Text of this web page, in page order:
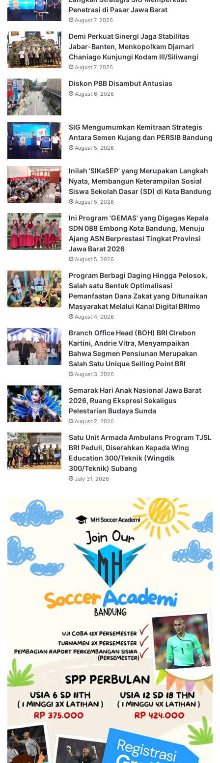
Penetrasi di Pasar Jawa Barat
August 7, 2026
Demi Perkuat Sinergi Jaga Stabilitas
Jabar-Banten, Menkopolkam Djamari
Chaniago Kunjungi Kodam III/Siliwangi
August 7, 2026
Diskon PBB Disambut Antusias
August 6, 2026
SIG Mengumumkan Kemitraan Strategis
Antara Semen Kujang dan PERSIB Bandung
August 5, 2026
Inilah ‘SIKaSEP’ yang Merupakan Langkah
Nyata, Membangun Keterampilan Sosial
Siswa Sekolah Dasar (SD) di Kota Bandung
August 5, 2026
Ini Program ‘GEMAS’ yang Digagas Kepala
SDN 088 Embong Kota Bandung, Menuju
Ajang ASN Berprestasi Tingkat Provinsi
Jawa Barat 2026
August 5, 2026
Program Berbagi Daging Hingga Pelosok,
Salah satu Bentuk Optimalisasi
Pemanfaatan Dana Zakat yang Ditunaikan
Masyarakat Melalui Kanal Digital BRImo
August 4, 2026
Branch Office Head (BOH) BRI Cirebon
Kartini, Andrie Vitra, Menyampaikan
Bahwa Segmen Pensiunan Merupakan
Salah Satu Unique Selling Point BRI
August 3, 2026
Semarak Hari Anak Nasional Jawa Barat
2026, Ruang Ekspresi Sekaligus
Pelestarian Budaya Sunda
August 2, 2026
Satu Unit Armada Ambulans Program TJSL
BRI Peduli, Diserahkan Kepada Wing
Education 300/Teknik (Wingdik
300/Teknik) Subang
July 31, 2026